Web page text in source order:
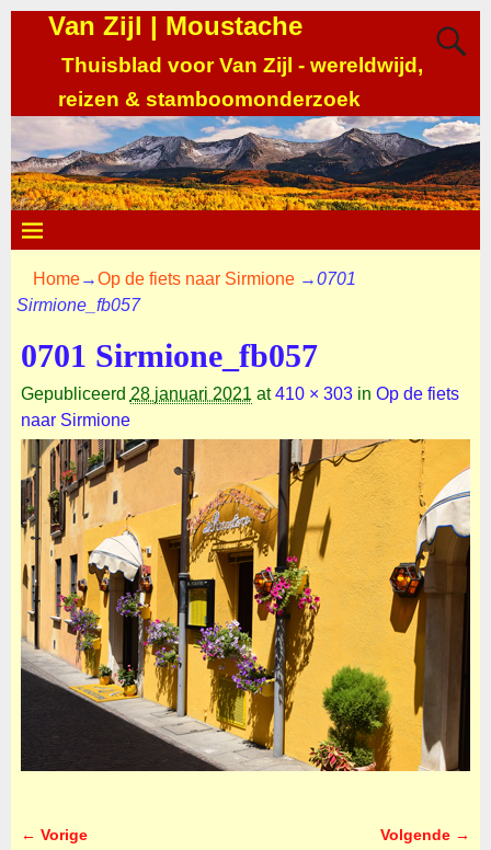
Van Zijl | Moustache
Thuisblad voor Van Zijl - wereldwijd,
reizen & stamboomonderzoek
Home→Op de fiets naar Sirmione →0701
Sirmione_fb057
0701 Sirmione_fb057
Gepubliceerd 28 januari 2021 at410 × 303in Op de fiets
naar Sirmione
← Vorige Volgende →